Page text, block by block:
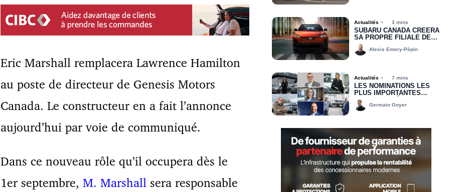
Eric Marshall remplacera Lawrence Hamilton
au poste de directeur de Genesis Motors
Canada. Le constructeur en a fait l’annonce
aujourd’hui par voie de communiqué.
Dans ce nouveau rôle qu’il occupera dès le
1er septembre, M. Marshall sera responsable
Actualités 3 mins
SUBARU CANADA CRÉERA
SA PROPRE FILIALE DE
FINANCEMENT D’ICI 2030
Alexis Emery-Pépin
Actualités 7 mins
LES NOMINATIONS LES
PLUS IMPORTANTES
DEPUIS LE DÉBUT DE
2026
Germain Goyer